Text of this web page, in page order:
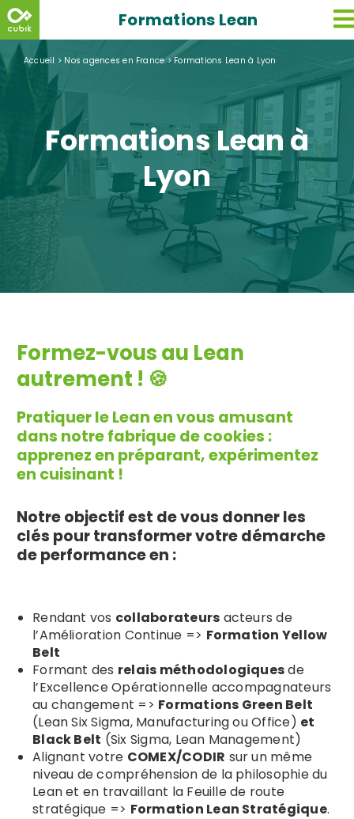
Skip
to
content
Formations Lean
Accueil > Nos agences en France>Formations Lean à Lyon
Formations Lean à
Lyon
Formez-vous au Lean
autrement ! 🍪
Pratiquer le Lean en vous amusant
dans notre fabrique de cookies :
apprenez en préparant, expérimentez
en cuisinant !
Notre objectif est de vous donner les
clés pour transformer votre démarche
de performance en :
Rendant vos collaborateurs acteurs de
l’Amélioration Continue => Formation Yellow
Belt
Formant des relais méthodologiquesde
l’Excellence Opérationnelle accompagnateurs
au changement => Formations Green Belt
(Lean Six Sigma, Manufacturing ou Office) et
Black Belt (Six Sigma, Lean Management)
Alignant votre COMEX/CODIR sur un même
niveau de compréhension de la philosophie du
Lean et en travaillant la Feuille de route
stratégique => Formation Lean Stratégique.
Search
for: